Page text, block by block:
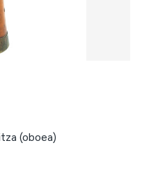
(oboea)